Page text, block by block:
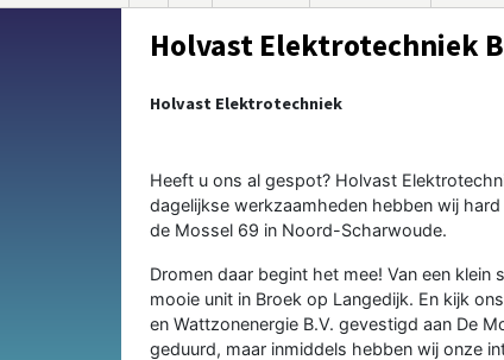
Holvast Elektrotechniek
Holvast Elektrotechniek
Heeft u ons al gespot? Holvast
dagelijkse werkzaamheden hebben wij
de Mossel 69 in Noord-Scharwoude.
Dromen daar begint het mee! Van een klein
mooie unit in Broek op Langedijk. En kijk
en Wattzonenergie B.V. gevestigd aan De
geduurd, maar inmiddels hebben wij onze